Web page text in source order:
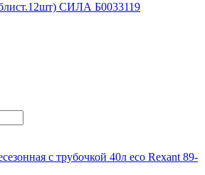
СИЛА Б0033119